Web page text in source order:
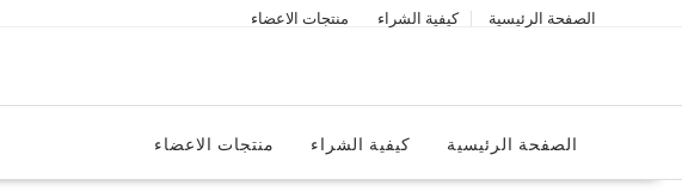
الصفحة الرئيسية كيفية الشراء منتجات الاعضاء
الصفحة الرئيسية كيفية الشراء منتجات الاعضاء